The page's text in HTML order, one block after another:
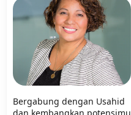
Bergabung dengan Usahid